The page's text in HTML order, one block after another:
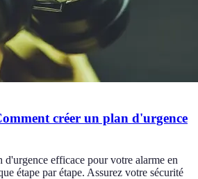
créer un plan d'urgence
d'urgence efficace pour votre alarme en
étape par étape. Assurez votre sécurité